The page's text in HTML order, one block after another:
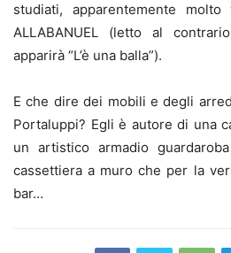
studiati, apparentemente
ALLABANUEL (letto al
apparirà “L’è una balla”).
E che dire dei mobili e degli
Portaluppi? Egli è autore di una
un artistico armadio
cassettiera a muro che per la
bar…